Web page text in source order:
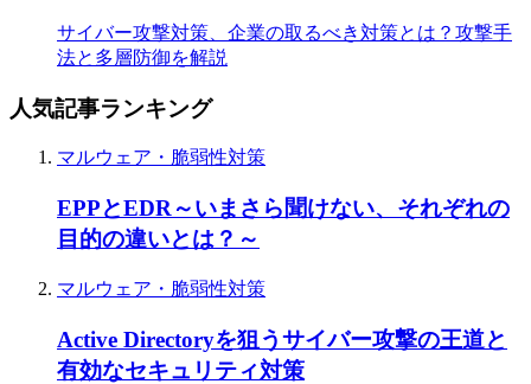
サイバー攻撃対策、企業の取るべき対策とは？攻撃手
法と多層防御を解説
人気記事ランキング
マルウェア・脆弱性対策
EPPとEDR～いまさら聞けない、それぞれの
目的の違いとは？～
マルウェア・脆弱性対策
Active Directoryを狙うサイバー攻撃の王道と
有効なセキュリティ対策